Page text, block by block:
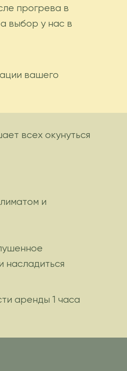
прогрева в
выбор у нас в
вашего
всех окунуться
и
насладиться
аренды 1 часа